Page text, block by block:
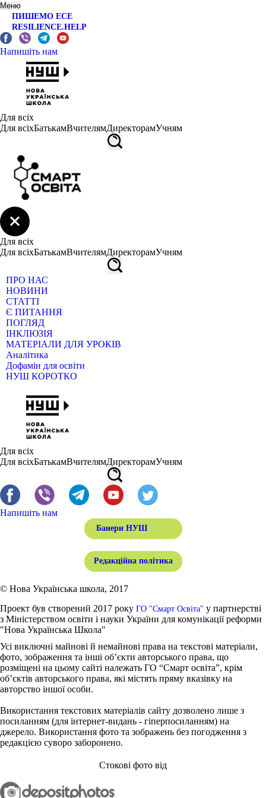
Меню
ПИШЕМО ЕСЕ
RESILIENCE.HELP
Напишіть нам
Для всіх
Для всіхБатькамВчителямДиректорамУчням
Для всіх
Для всіхБатькамВчителямДиректорамУчням
ПРО НАС
НОВИНИ
СТАТТІ
Є ПИТАННЯ
ПОГЛЯД
ІНКЛЮЗІЯ
МАТЕРІАЛИ ДЛЯ УРОКІВ
Аналітика
Дофамін для освіти
НУШ КОРОТКО
Для всіх
Для всіхБатькамВчителямДиректорамУчням
Напишіть нам
Банери НУШ
Редакційна політика
© Нова Українська школа, 2017
Проект був створений 2017 року ГО "Смарт Освіта" у партнерстві
з Міністерством освіти і науки України для комунікації реформи
"Нова Українська Школа"
Усі виключні майнові й немайнові права на текстові матеріали,
фото, зображення та інші об’єкти авторського права, що
розміщені на цьому сайті належать ГО “Смарт освіта”, крім
об’єктів авторського права, які містять пряму вказівку на
авторство іншої особи.
Використання текстових матеріалів сайту дозволено лише з
посиланням (для інтернет-видань - гіперпосиланням) на
джерело. Використання фото та зображень без погодження з
редакцією суворо заборонено.
Стокові фото від